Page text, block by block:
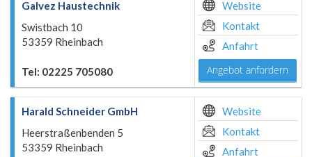
Galvez Haustechnik
Swistbach 10
53359 Rheinbach
Tel: 02225 705080
Website
Kontakt
Anfahrt
Angebot anfordern
Harald Schneider GmbH
Heerstraßenbenden 5
53359 Rheinbach
Website
Kontakt
Anfahrt